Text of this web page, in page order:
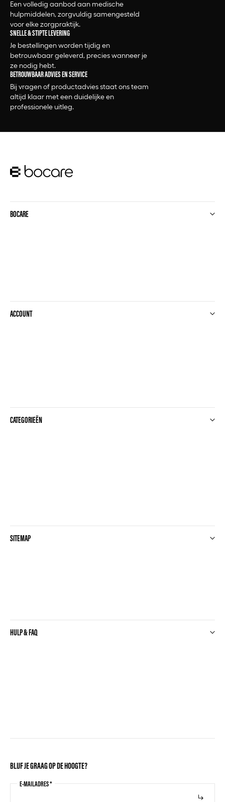
Een volledig aanbod aan medische
hulpmiddelen, zorgvuldig samengesteld
voor elke zorgpraktijk.
SNELLE & STIPTE LEVERING
Je bestellingen worden tijdig en
betrouwbaar geleverd, precies wanneer je
ze nodig hebt.
BETROUWBAAR ADVIES EN SERVICE
Bij vragen of productadvies staat ons team
altijd klaar met een duidelijke en
professionele uitleg.
BOCARE
ACCOUNT
CATEGORIEËN
SITEMAP
HULP & FAQ
BLIJF JE GRAAG OP DE HOOGTE?
E-MAILADRES*